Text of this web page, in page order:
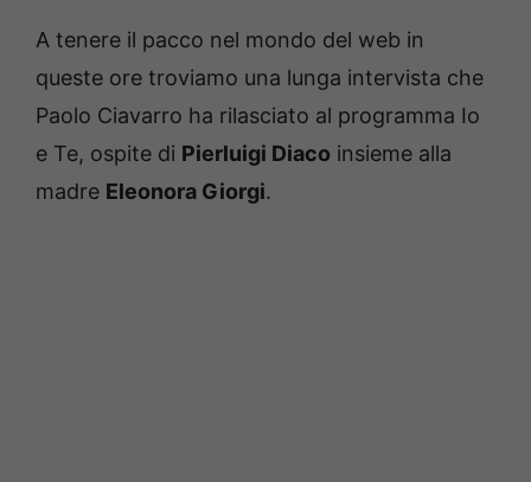
A tenere il pacco nel mondo del web in
queste ore troviamo una lunga intervista che
Paolo Ciavarro ha rilasciato al programma Io
e Te, ospite di Pierluigi Diaco insieme alla
madre Eleonora Giorgi.